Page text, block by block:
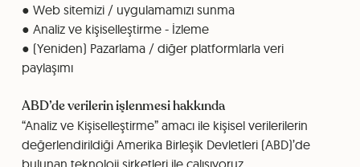
● Web sitemizi / uygulamamızı sunma
● Analiz ve kişiselleştirme - İzleme
● (Yeniden) Pazarlama / diğer platformlarla veri
paylaşımı
ABD’de verilerin işlenmesi hakkında
“Analiz ve Kişiselleştirme” amacı ile kişisel verilerilerin
değerlendirildiği Amerika Birleşik Devletleri (ABD)’de